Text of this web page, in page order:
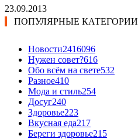
23.09.2013
ПОПУЛЯРНЫЕ КАТЕГОРИИ
Новости2416096
Нужен совет?616
Обо всём на свете532
Разное410
Мода и стиль254
Досуг240
Здоровье223
Вкусная еда217
Береги здоровье215